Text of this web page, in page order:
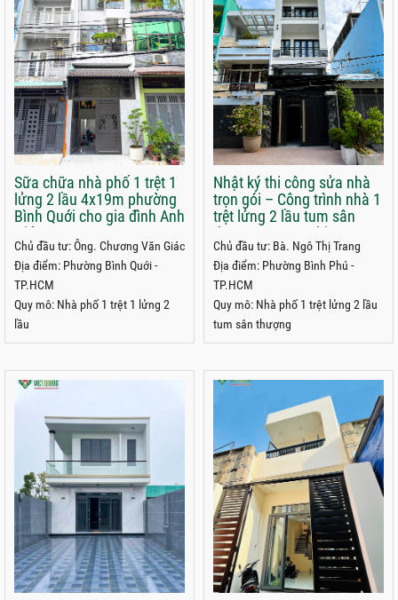
Sữa chữa nhà phố 1 trệt 1
lửng 2 lầu 4x19m phường
Bình Quới cho gia đình Anh
Giác
Chủ đầu tư: Ông. Chương Văn Giác
Địa điểm: Phường Bình Quới -
TP.HCM
Quy mô: Nhà phố 1 trệt 1 lửng 2
lầu
Nhật ký thi công sửa nhà
trọn gói – Công trình nhà 1
trệt lửng 2 lầu tum sân
thượng 4x15m chị Trang
phường Bình Phú, TPHCM
Chủ đầu tư: Bà. Ngô Thị Trang
Địa điểm: Phường Bình Phú -
TP.HCM
Quy mô: Nhà phố 1 trệt lửng 2 lầu
tum sân thượng